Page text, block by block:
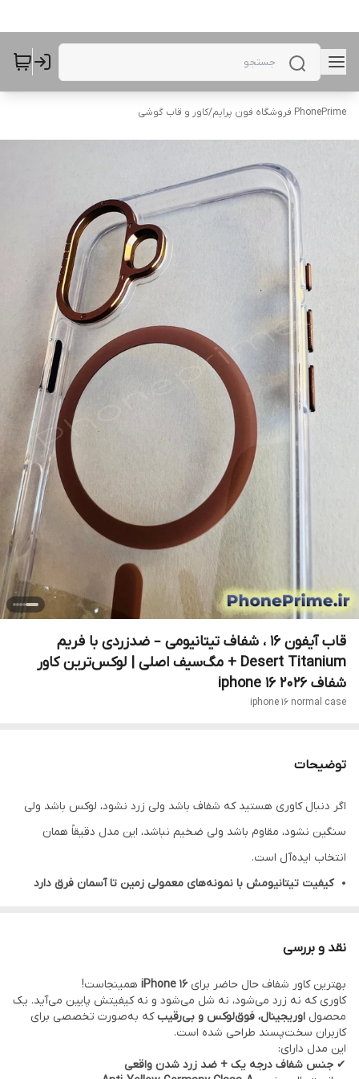
PhonePrime فروشگاه فون پرایم /کاور و قاب گوشی
قاب آیفون 16 ، شفاف تیتانیومی – ضدزردی با فریم
Desert Titanium + مگ‌سیف اصلی | لوکس‌ترین کاور
شفاف 2026 iphone 16
iphone 16 normal case
توضیحات
اگر دنبال کاوری هستید که شفاف باشد ولی زرد نشود، لوکس باشد ولی
سنگین نشود، مقاوم باشد ولی ضخیم نباشد، این مدل دقیقاً همان
انتخاب ایده‌آل است.
کیفیت تیتانیومش با نمونه‌های معمولی زمین تا آسمان فرق دارد
روی آیفون 16 به‌خصوص رنگ Desert و Natural فوق‌العاده
می‌نشیند
هنگام گرفتن گوشی حس یک محصول گران‌قیمت واقعی را منتقل
می‌کند
نقد و بررسی
بهترین کاور شفاف حال حاضر برای iPhone 16 همینجاست!
کاوری که نه زرد می‌شود، نه شل می‌شود و نه کیفیتش پایین می‌آید. یک
محصول اوریجینال، فوق‌لوکس و بی‌رقیب که به‌صورت تخصصی برای
کاربران سخت‌پسند طراحی شده است.
این مدل دارای:
✔ جنس شفاف درجه یک + ضد زرد شدن واقعی